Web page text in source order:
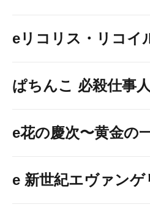
eリコリス・リコイ
ぱちんこ 必殺仕事
e花の慶次〜黄金の
e 新世紀エヴァン